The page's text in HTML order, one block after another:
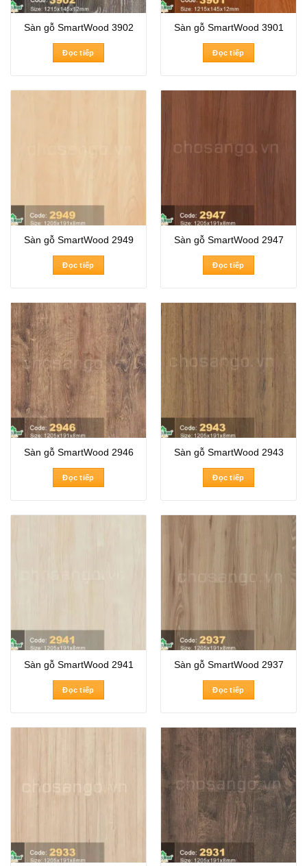
Sàn gỗ SmartWood 3902
Đọc tiếp
Sàn gỗ SmartWood 3901
Đọc tiếp
Sàn gỗ SmartWood 2949
Đọc tiếp
Sàn gỗ SmartWood 2947
Đọc tiếp
Sàn gỗ SmartWood 2946
Đọc tiếp
Sàn gỗ SmartWood 2943
Đọc tiếp
Sàn gỗ SmartWood 2941
Đọc tiếp
Sàn gỗ SmartWood 2937
Đọc tiếp